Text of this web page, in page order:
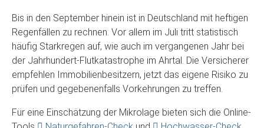
Bis in den September hinein ist in Deutschland mit heftigen
Regenfällen zu rechnen. Vor allem im Juli tritt statistisch
häufig Starkregen auf, wie auch im vergangenen Jahr bei
der Jahrhundert-Flutkatastrophe im Ahrtal. Die Versicherer
empfehlen Immobilienbesitzern, jetzt das eigene Risiko zu
prüfen und gegebenenfalls Vorkehrungen zu treffen.
Für eine Einschätzung der Mikrolage bieten sich die Online-